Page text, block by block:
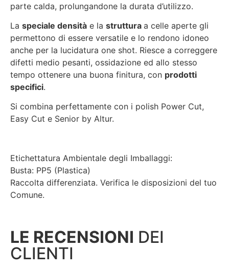
parte calda, prolungandone la durata d’utilizzo.
La speciale densità e la struttura a celle aperte gli
permettono di essere versatile e lo rendono idoneo
anche per la lucidatura one shot. Riesce a correggere
difetti medio pesanti, ossidazione ed allo stesso
tempo ottenere una buona finitura, con prodotti
specifici.
Si combina perfettamente con i polish Power Cut,
Easy Cut e Senior by Altur.
Etichettatura Ambientale degli Imballaggi:
Busta: PP5 (Plastica)
Raccolta differenziata. Verifica le disposizioni del tuo
Comune.
LE RECENSIONI DEI
CLIENTI